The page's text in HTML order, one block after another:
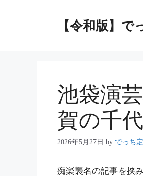
【令和版】
池袋演
賀の千代
2026年5月27日 by でっち
痴楽襲名の記事を挟